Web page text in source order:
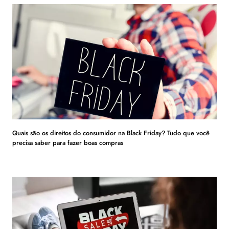
Quais são os direitos do consumidor na Black Friday? Tudo que você
precisa saber para fazer boas compras